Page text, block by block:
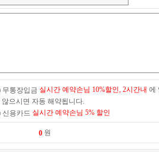
무통장입금 실시간 예약손님 10%할인, 2시간내 에
않으시면 자동 해약됩니다.
신용카드 실시간 예약손님 5% 할인
원